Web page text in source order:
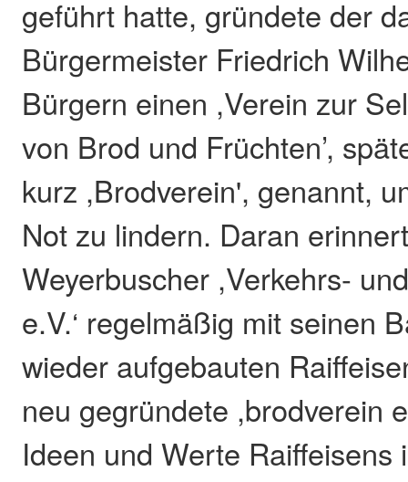
geführt hatte, gründete der
Bürgermeister Friedrich
Bürgern einen ,Verein zur
von Brod und Früchten’,
kurz ,Brodverein', genannt,
Not zu lindern. Daran
Weyerbuscher ,Verkehrs-
e.V.‘ regelmäßig mit seinen
wieder aufgebauten
neu gegründete ,brodverein
Ideen und Werte Raiffeisens